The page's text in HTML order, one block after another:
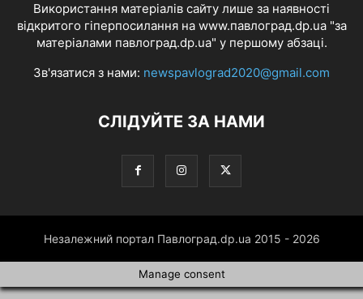
Використання матеріалів сайту лише за наявності
відкритого гіперпосилання на www.павлоград.dp.ua "за
матеріалами павлоград.dp.ua" у першому абзаці.
Зв'язатися з нами: newspavlograd2020@gmail.com
СЛІДУЙТЕ ЗА НАМИ
Незалежний портал Павлоград.dp.ua 2015 - 2026
Manage consent